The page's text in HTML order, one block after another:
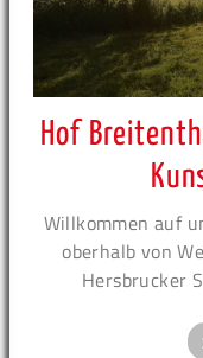
Hof
Willkommen auf
oberhalb von
Hersbrucker